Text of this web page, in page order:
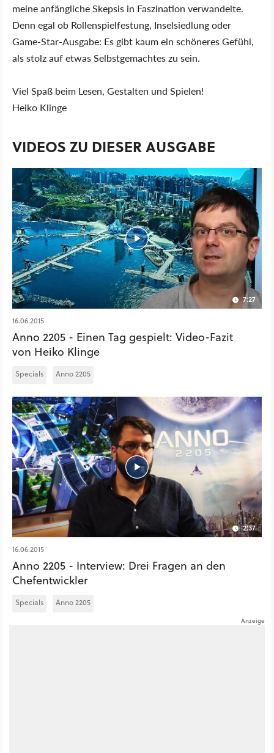
meine anfängliche Skepsis in Faszination verwandelte.
Denn egal ob Rollenspielfestung, Inselsiedlung oder
Game-Star-Ausgabe: Es gibt kaum ein schöneres Gefühl,
als stolz auf etwas Selbstgemachtes zu sein.
Viel Spaß beim Lesen, Gestalten und Spielen!
Heiko Klinge
VIDEOS ZU DIESER AUSGABE
7:27
16.06.2015
Anno 2205 - Einen Tag gespielt: Video-Fazit
von Heiko Klinge
Specials Anno 2205
2:37
16.06.2015
Anno 2205 - Interview: Drei Fragen an den
Chefentwickler
Specials Anno 2205